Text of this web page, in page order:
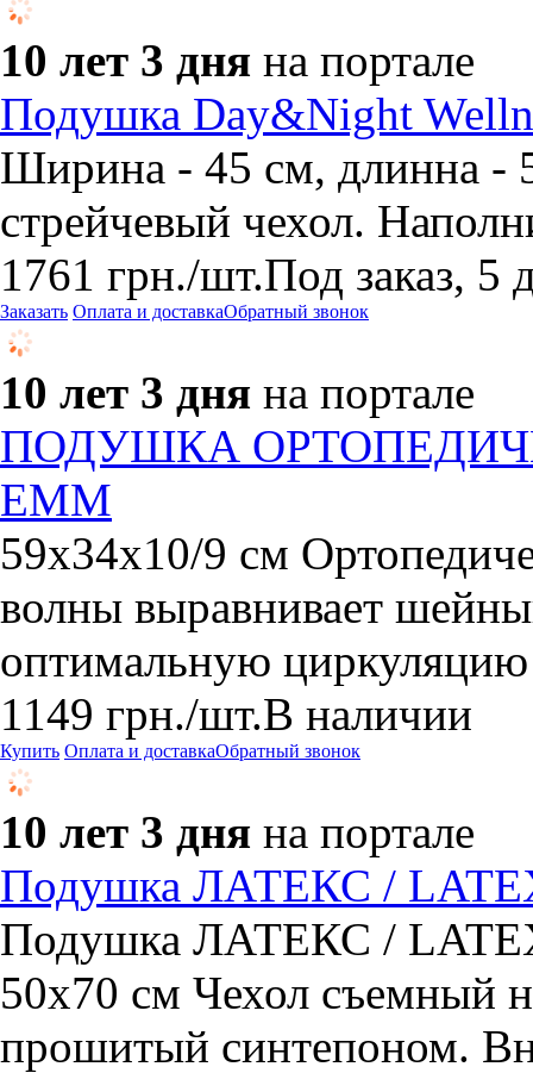
10 лет 3 дня на портале
Подушка Day&Night
Ширина - 45 см, длинна -
стрейчевый чехол.
1761 грн./шт.Под заказ, 5
Заказать Оплата и доставкаОбратный звонок
10 лет 3 дня на портале
ПОДУШКА
ЕММ
59х34х10/9 см
волны выравнивает
оптимальную
1149 грн./шт.В наличии
Купить Оплата и доставкаОбратный звонок
10 лет 3 дня на портале
Подушка ЛАТЕКС /
Подушка ЛАТЕКС /
50х70 см Чехол съемный
прошитый синтепоном.